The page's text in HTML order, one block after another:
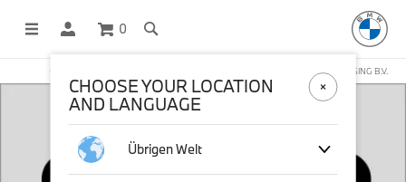
0
OFFICIAL BMW LIFESTYLE SHOP OPERATED BY STICHD SPORTMERCHANDISING B.V.
CHOOSE YOUR LOCATION
AND LANGUAGE
Übrigen Welt